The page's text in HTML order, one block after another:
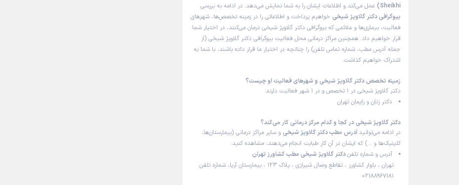
Sheikhi)
عمل می‌کند و اطلاعات ایشان را به شما نمایش می‌دهد. در ادامه به بررسی
بیوگرافی دکتر گلاویژ شیخی خواهیم پرداخت و اطلاعاتی را در زمینه تخصص‌ها، شهرهای
فعالیت، بیماری‌ها و علائمی که بیوگرافی دکتر گلاویژ شیخی درمان می‌کنند، در اختیار شما
قرار خواهیم داد. همچنین مراکز درمانی محل فعالیت بیوگرافی دکتر گلاویژ شیخی (از
جمله آدرس مطب، شماره تماس تلفن) را چنانچه در اختیار ما قرار داده باشند، با شما به
اشتراک خواهیم گذاشت.
زمینه تخصص دکتر گلاویژ شیخی و شهرهای فعالیت او چیست؟
دکتر گلاویژ شیخی در 1 تخصص و در 1 شهر فعالیت دارند:
دکتر زنان و زایمان تهران
دکتر گلاویژ شیخی در کجا و کدام مرکز درمانی کار می‌کند؟
در ادامه می‌توانید آدرس مطب دکتر گلاویژ شیخی و سایر مراکز درمانی (بیمارستان‌ها،
کلینیک‌ها و …) که ایشان در آن کار طبابت انجام می‌دهند، مشاهده کنید:
آدرس و شماره تلفندکتر گلاویژ شیخی مطب کشاورز تهران
تهران ، بلوار کشاورز ، تقاطع وصال شیرازی ، پلاک 123 ، بیمارستان آریا، شماره تلفن:
02188967181